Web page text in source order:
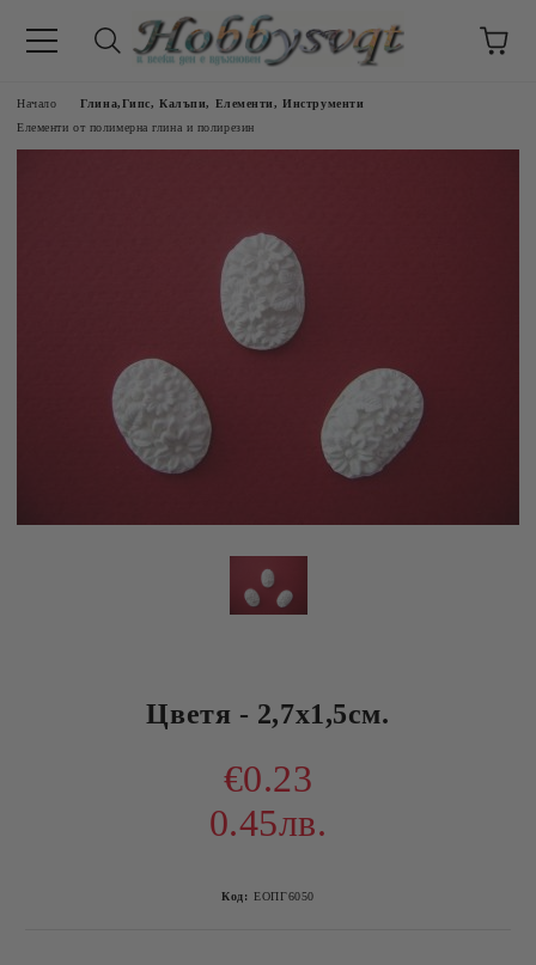
Начало
Глина,Гипс, Калъпи, Елементи, Инструменти
Елементи от полимерна глина и полирезин
Цветя - 2,7х1,5см.
€0.23
0.45лв.
Код: ЕОПГ6050